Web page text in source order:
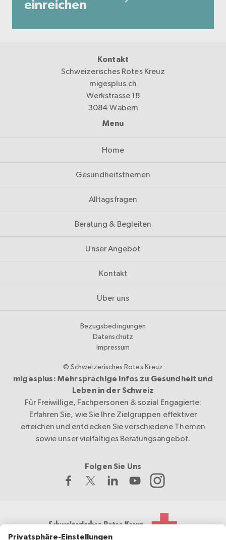
einreichen
Kontakt
Schweizerisches Rotes Kreuz
migesplus.ch
Werkstrasse 18
3084 Wabern
Menu
Home
Gesundheitsthemen
Alltagsfragen
Beratung & Begleiten
Unser Angebot
Kontakt
Über uns
Bezugsbedingungen
Datenschutz
Impressum
© Schweizerisches Rotes Kreuz
migesplus: Mehrsprachige Infos zu Gesundheit und
Leben in der Schweiz
Für Freiwillige, Fachpersonen & sozial Engagierte:
Erfahren Sie, wie Sie Ihre Zielgruppen effektiver
erreichen und entdecken Sie verschiedene Themen
sowie unser vielfältiges Beratungsangebot.
Folgen Sie Uns